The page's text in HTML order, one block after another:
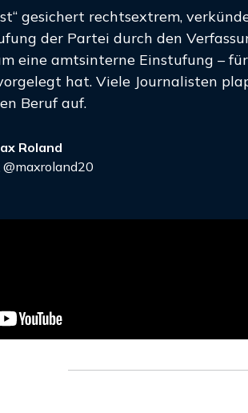
gesichert rechtsextrem,
der Partei durch den
eine amtsinterne Einstufung –
hat. Viele Journalisten
Beruf auf.
Roland
@maxroland20